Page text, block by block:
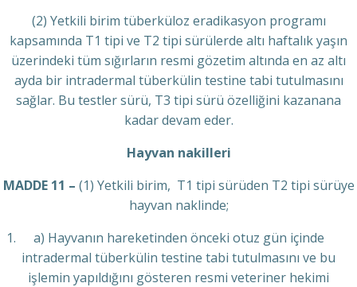
(2) Yetkili birim tüberküloz eradikasyon programı
kapsamında T1 tipi ve T2 tipi sürülerde altı haftalık yaşın
üzerindeki tüm sığırların resmi gözetim altında en az altı
ayda bir intradermal tüberkülin testine tabi tutulmasını
sağlar. Bu testler sürü, T3 tipi sürü özelliğini kazanana
kadar devam eder.
Hayvan nakilleri
MADDE 11 – (1) Yetkili birim, T1 tipi sürüden T2 tipi sürüye
hayvan naklinde;
a) Hayvanın hareketinden önceki otuz gün içinde
intradermal tüberkülin testine tabi tutulmasını ve bu
işlemin yapıldığını gösteren resmi veteriner hekimi